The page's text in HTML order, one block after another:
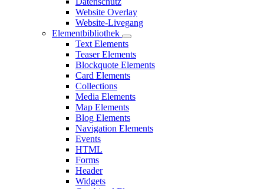
Website Overlay
Website-Livegang
Elementbibliothek
Text Elements
Teaser Elements
Blockquote Elements
Card Elements
Collections
Media Elements
Map Elements
Blog Elements
Navigation Elements
Events
HTML
Forms
Header
Widgets